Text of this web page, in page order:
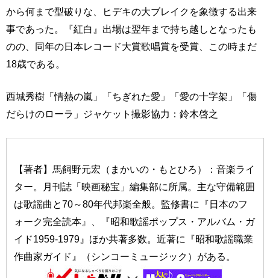
から何まで型破りな、ヒデキの大ブレイクを象徴する出来
事であった。『紅白』出場は翌年まで持ち越しとなったも
のの、同年の日本レコード大賞歌唱賞を受賞、この時まだ
18歳である。
西城秀樹「情熱の嵐」「ちぎれた愛」「愛の十字架」「傷
だらけのローラ」ジャケット撮影協力：鈴木啓之
【著者】馬飼野元宏（まかいの・もとひろ）：音楽ライ
ター。月刊誌「映画秘宝」編集部に所属。主な守備範囲
は歌謡曲と70～80年代邦楽全般。監修書に『日本のフ
ォーク完全読本』、『昭和歌謡ポップス・アルバム・ガ
イド1959-1979』ほか共著多数。近著に『昭和歌謡職業
作曲家ガイド』（シンコーミュージック）がある。